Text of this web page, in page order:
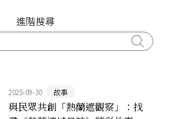
進階搜尋
2025-09-30 故事
與民眾共創「熱蘭遮觀察」：找